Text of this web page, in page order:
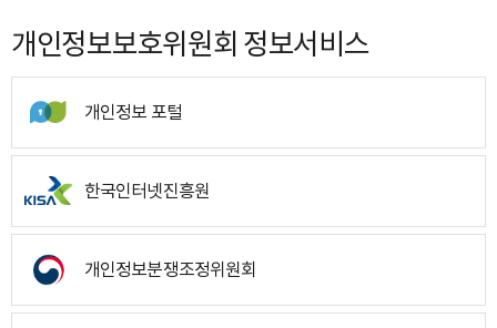
개인정보보호위원회 정보서비스
개인정보 포털
한국인터넷진흥원
개인정보분쟁조정위원회